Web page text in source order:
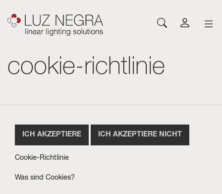
NEUHEITEN
Profile
Angular
Architektonisch und Trimless
Cut&Connect System
LEDs und Komponenten
LED-Module
Flexible Paneele
KONFIGURATOR
LED-Profile
LED-Module
Leuchten
DOWNLOADS
Kataloge
INSPIRATION
Inspiration
NACHRICHTEN
UNTERNEHMEN
Über Luz Negra
cookie-richtlinie
ICH AKZEPTIERE ICH AKZEPTIERE NICHT
Cookie-Richtlinie
Was sind Cookies?